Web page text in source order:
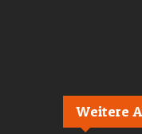
Weitere